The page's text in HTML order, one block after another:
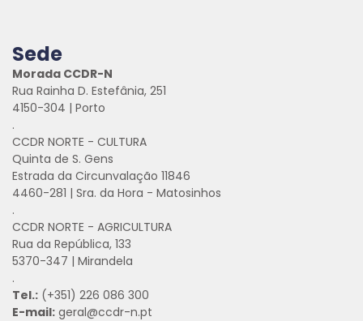
Sede
Morada CCDR-N
Rua Rainha D. Estefânia, 251
4150-304 | Porto
.
CCDR NORTE - CULTURA
Quinta de S. Gens
Estrada da Circunvalação 11846
4460-281 | Sra. da Hora - Matosinhos
.
CCDR NORTE - AGRICULTURA
Rua da República, 133
5370-347 | Mirandela
.
Tel.: (+351) 226 086 300
E-mail: geral@ccdr-n.pt